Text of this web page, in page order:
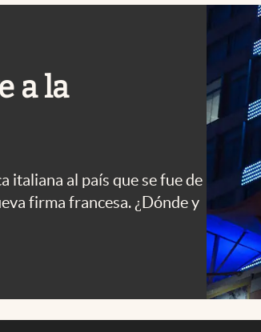
a la
italiana al país que se fue de
firma francesa. ¿Dónde y